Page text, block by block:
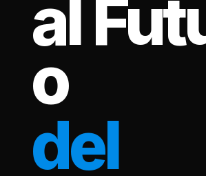
al
o
del